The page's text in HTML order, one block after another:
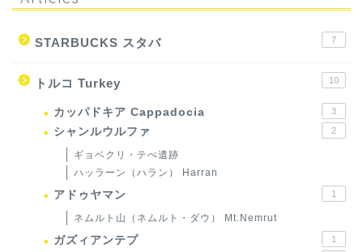
STARBUCKS スタバ 7
トルコ Turkey 10
カッパドキア Cappadocia 3
シャンルウルファ 2
ギョベクリ・テぺ遺跡
ハッラーン（ハラン） Harran
アドゥヤマン 1
ネムルト山（ネムルト・ダウ） Mt.Nemrut
ガズィアンテプ 1